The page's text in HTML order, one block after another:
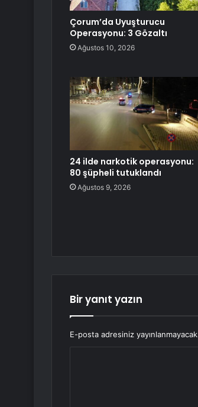
Çorum’da Uyuşturucu
Operasyonu: 3 Gözaltı
Ağustos 10, 2026
24 ilde narkotik operasyonu:
80 şüpheli tutuklandı
Ağustos 9, 2026
Bir yanıt yazın
E-posta adresiniz